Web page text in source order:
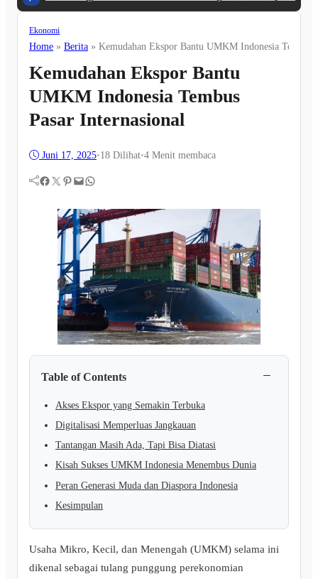
Ekonomi
Home » Berita » Kemudahan Ekspor Bantu UMKM Indonesia Tembus
Kemudahan Ekspor Bantu
UMKM Indonesia Tembus
Pasar Internasional
Juni 17, 2025•18 Dilihat•4 Menit membaca
Facebook Twitter Pinterest Mail WhatsApp
Table of Contents −
Akses Ekspor yang Semakin Terbuka
Digitalisasi Memperluas Jangkauan
Tantangan Masih Ada, Tapi Bisa Diatasi
Kisah Sukses UMKM Indonesia Menembus Dunia
Peran Generasi Muda dan Diaspora Indonesia
Kesimpulan
Usaha Mikro, Kecil, dan Menengah (UMKM) selama ini
dikenal sebagai tulang punggung perekonomian